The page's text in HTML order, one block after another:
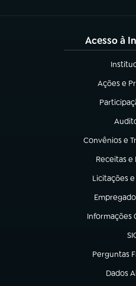
Acesso à
(abre
Ações e
(abre em
(abre em
(abre
Convênios e
(abre em nova
Receitas e
(abre em
Licitações
(abre em
(abre em
Informações
(abre em
Perguntas
(abre em
Dados
(abre